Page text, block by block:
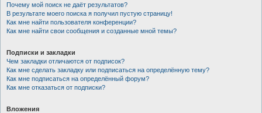
Почему мой поиск не даёт результатов?
В результате моего поиска я получил пустую страницу!
Как мне найти пользователя конференции?
Как мне найти свои сообщения и созданные мной темы?
Подписки и закладки
Чем закладки отличаются от подписок?
Как мне сделать закладку или подписаться на определённую тему?
Как мне подписаться на определённый форум?
Как мне отказаться от подписки?
Вложения